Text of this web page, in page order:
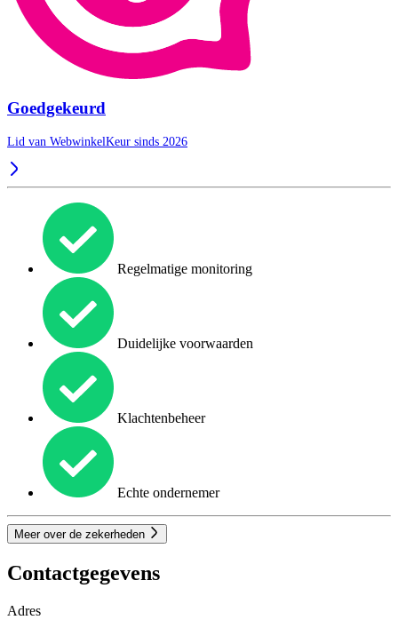
Goedgekeurd
Lid van WebwinkelKeur sinds 2026
Regelmatige monitoring
Duidelijke voorwaarden
Klachtenbeheer
Echte ondernemer
Meer over de zekerheden
Contactgegevens
Adres